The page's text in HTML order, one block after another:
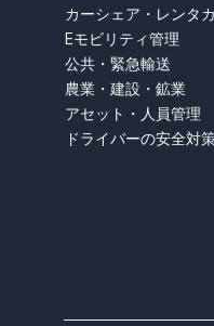
カーシェア・レンタ
Eモビリティ管理
公共・緊急輸送
農業・建設・鉱業
アセット・人員管理
ドライバーの安全対